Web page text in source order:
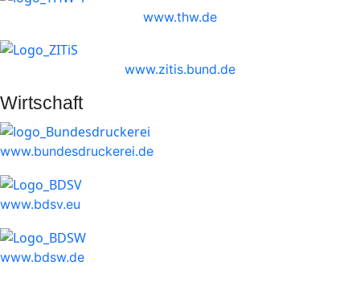
www.thw.de
www.zitis.bund.de
Wirtschaft
www.bundesdruckerei.de
www.bdsv.eu
www.bdsw.de